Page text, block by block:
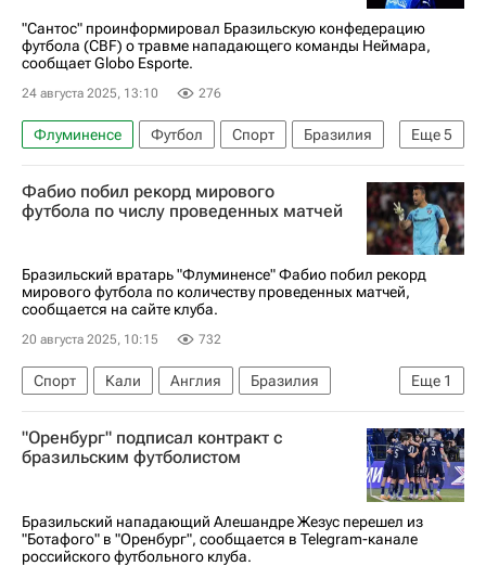
"Сантос" проинформировал Бразильскую конфедерацию
футбола (CBF) о травме нападающего команды Неймара,
сообщает Globo Esporte.
24 августа 2025, 13:10 276
Еще5
Флуминенсе Футбол Спорт
Бразилия
Карло Анчелотти
CBF Неймар
Сантос
Бразильская конфедерация футбола
Фабио побил рекорд мирового
футбола по числу проведенных матчей
Бразильский вратарь "Флуминенсе" Фабио побил рекорд
мирового футбола по количеству проведенных матчей,
сообщается на сайте клуба.
20 августа 2025, 10:15 732
Еще 1
Спорт Кали Англия
Бразилия
Питер Шилтон
"Оренбург" подписал контракт с
бразильским футболистом
Бразильский нападающий Алешандре Жезус перешел из
"Ботафого" в "Оренбург", сообщается в Telegram-канале
российского футбольного клуба.